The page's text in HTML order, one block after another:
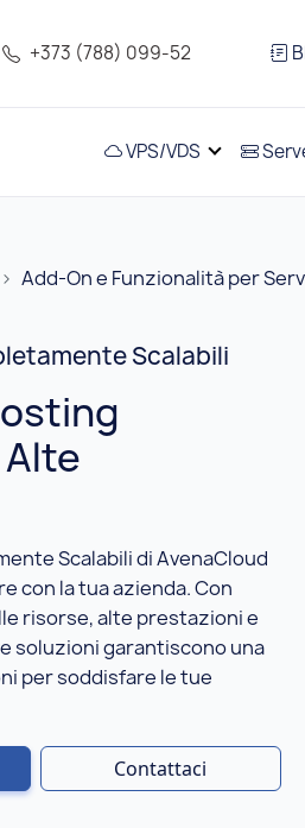
+373 (788) 099-52
VPS/VDS
Add-On e Funzionalità per
Scalabili
Scalabili di AvenaCloud
con la tua azienda. Con
risorse, alte prestazioni e
soluzioni garantiscono una
per soddisfare le tue
Contattaci